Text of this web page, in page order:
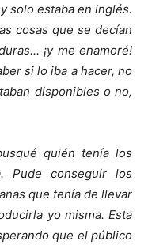
solo estaba en inglés.
cosas que se decían
¡y me enamoré!
si lo iba a hacer, no
disponibles o no,
quién tenía los
Pude conseguir los
que tenía de llevar
yo misma. Esta
que el público